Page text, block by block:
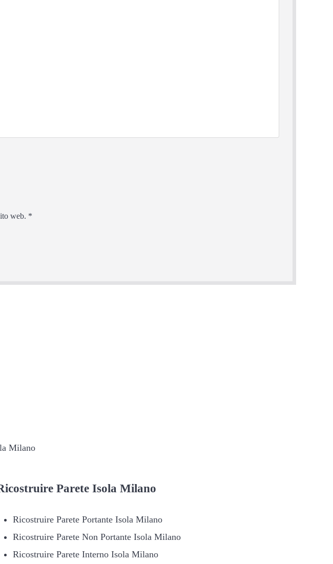
web. *
Milano
Parete Isola Milano
Ricostruire Parete Portante Isola Milano
Ricostruire Parete Non Portante Isola Milano
Ricostruire Parete Interno Isola Milano